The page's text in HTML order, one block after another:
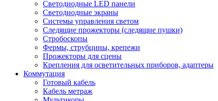
Светодиодные LED панели
Светодиодные экраны
Системы управления светом
Следящие прожекторы (следящие пушки)
Стробоскопы
Фермы, струбцины, крепежи
Прожекторы для сцены
Крепления для осветительных приборов, адаптеры
Коммутация
Готовый кабель
Кабель метраж